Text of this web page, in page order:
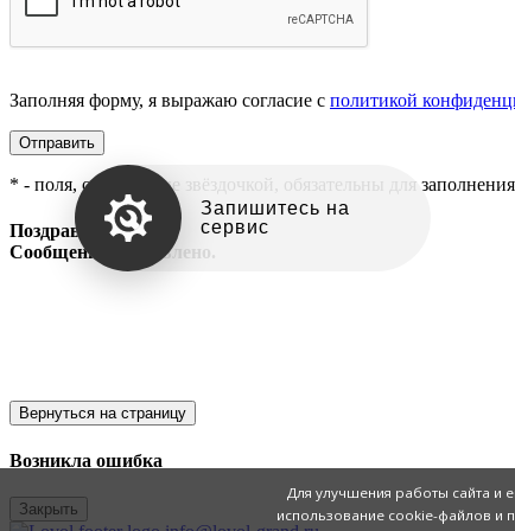
Заполняя форму, я выражаю согласие с политикой
Отправить
* - поля, отмеченные звёздочкой, обязательны для заполнения
Поздравляем!
Сообщение отправлено.
Вернуться на страницу
Возникла ошибка
Закрыть
Запишитесь на
сервис
Для улучшения работы сайта и
использование cookie-файлов и